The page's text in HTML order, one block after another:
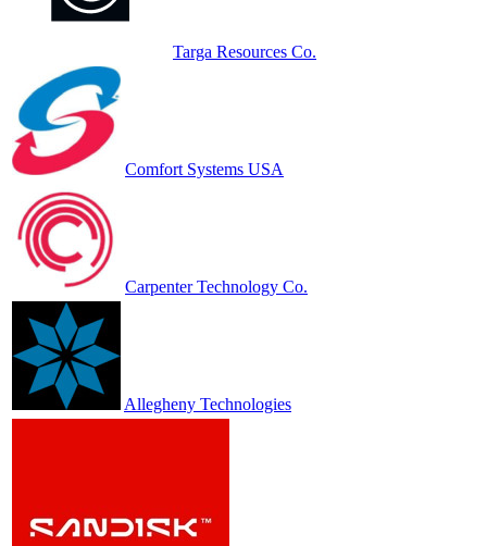
Targa Resources Co.
Comfort Systems USA
Carpenter Technology Co.
Allegheny Technologies